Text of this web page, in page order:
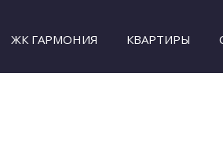
ЖК ГАРМОНИЯ КВАРТИРЫ